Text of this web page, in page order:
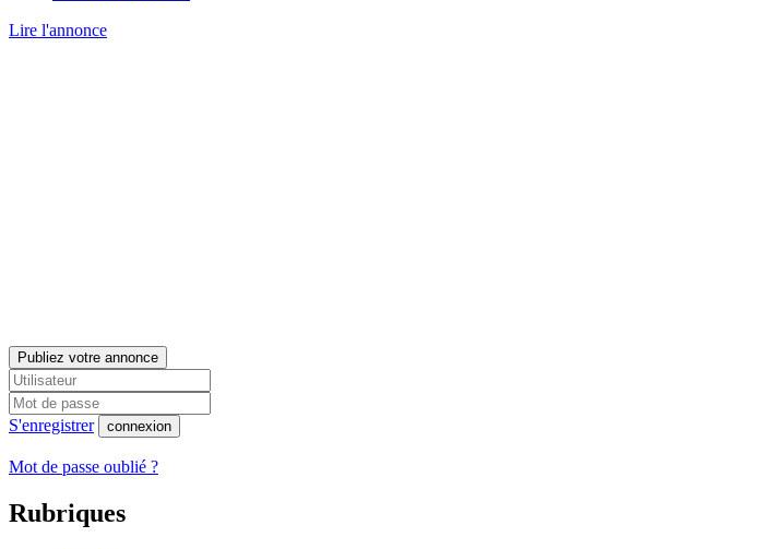
Lire l'annonce
Publiez votre annonce
S'enregistrer connexion
Mot de passe oublié ?
Rubriques